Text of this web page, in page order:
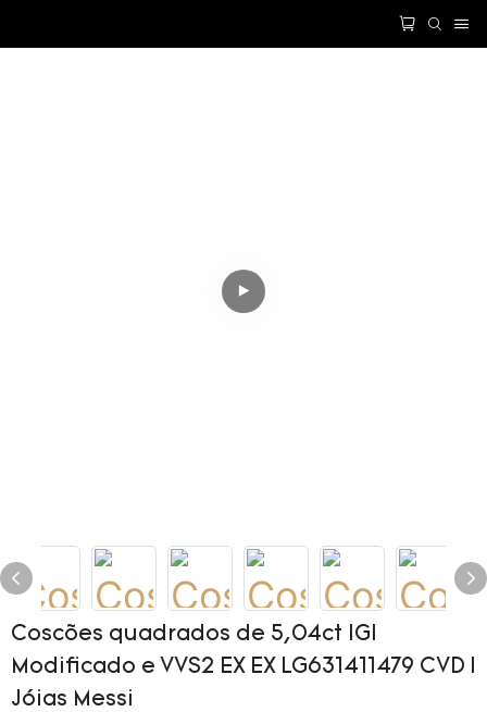
Coscões quadrados de 5,04ct IGI
Modificado e VVS2 EX EX LG631411479 CVD |
Jóias Messi